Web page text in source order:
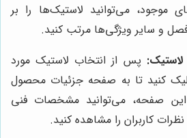
موجود، می‌توانید لاستیک‌ها را بر
و سایر ویژگی‌ها مرتب کنید.
پس از انتخاب لاستیک مورد
کنید تا به صفحه جزئیات محصول
صفحه، می‌توانید مشخصات فنی
کاربران را مشاهده کنید.